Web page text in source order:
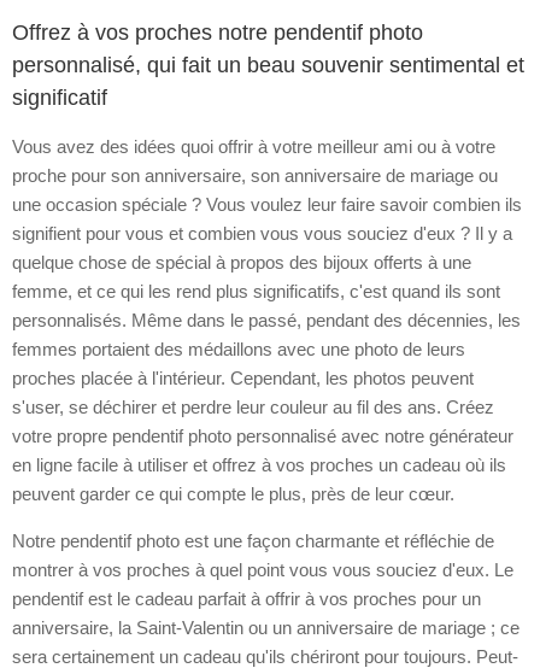
Offrez à vos proches notre pendentif photo
personnalisé, qui fait un beau souvenir sentimental et
significatif
Vous avez des idées quoi offrir à votre meilleur ami ou à votre
proche pour son anniversaire, son anniversaire de mariage ou
une occasion spéciale ? Vous voulez leur faire savoir combien ils
signifient pour vous et combien vous vous souciez d'eux ? Il y a
quelque chose de spécial à propos des bijoux offerts à une
femme, et ce qui les rend plus significatifs, c'est quand ils sont
personnalisés. Même dans le passé, pendant des décennies, les
femmes portaient des médaillons avec une photo de leurs
proches placée à l'intérieur. Cependant, les photos peuvent
s'user, se déchirer et perdre leur couleur au fil des ans. Créez
votre propre pendentif photo personnalisé avec notre générateur
en ligne facile à utiliser et offrez à vos proches un cadeau où ils
peuvent garder ce qui compte le plus, près de leur cœur.
Notre pendentif photo est une façon charmante et réfléchie de
montrer à vos proches à quel point vous vous souciez d'eux. Le
pendentif est le cadeau parfait à offrir à vos proches pour un
anniversaire, la Saint-Valentin ou un anniversaire de mariage ; ce
sera certainement un cadeau qu'ils chériront pour toujours. Peut-